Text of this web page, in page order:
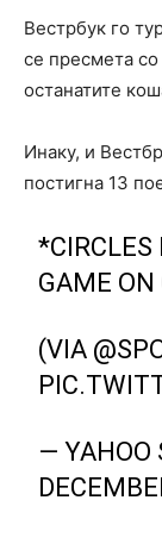
Вестрбук го
се пресмета со
останатите
Инаку, и
постигна 13
*CIRCLES
GAME
(VIA
— YAHOO